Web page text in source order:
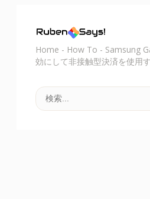
Home - How To - Samsung
効にして非接触型決済を使用